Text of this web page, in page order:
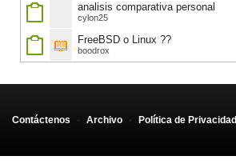
analisis comparativa personal
cylon25
FreeBSD o Linux ??
boodrox
Contáctenos - Archivo - Política de Privacidad